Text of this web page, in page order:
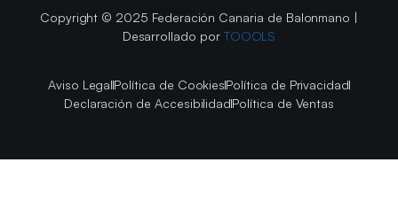
Copyright © 2025 Federación Canaria de Balonmano |
Desarrollado por TOOOLS
Aviso LegalPolítica de CookiesPolítica de Privacidad
Declaración de AccesibilidadPolítica de Ventas